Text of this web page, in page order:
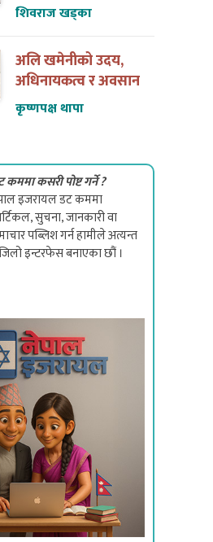
लागि
शिवराज खड्का
अलि खमेनीको उदय,
अधिनायकत्व र अवसान
कृष्णपक्ष थापा
कसरी पोष्ट गर्ने ?
इजरायल डट कममा
सुचना, जानकारी वा
पब्लिश गर्न हामीले अत्यन्त
इन्टरफेस बनाएका छौं ।